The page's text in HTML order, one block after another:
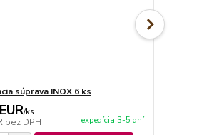
súprava INOX 6 ks
/ks
bez DPH expedícia 3-5 dní